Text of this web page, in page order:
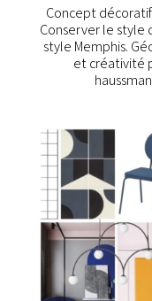
Concept
Conserver le
style Memphis.
et créativité